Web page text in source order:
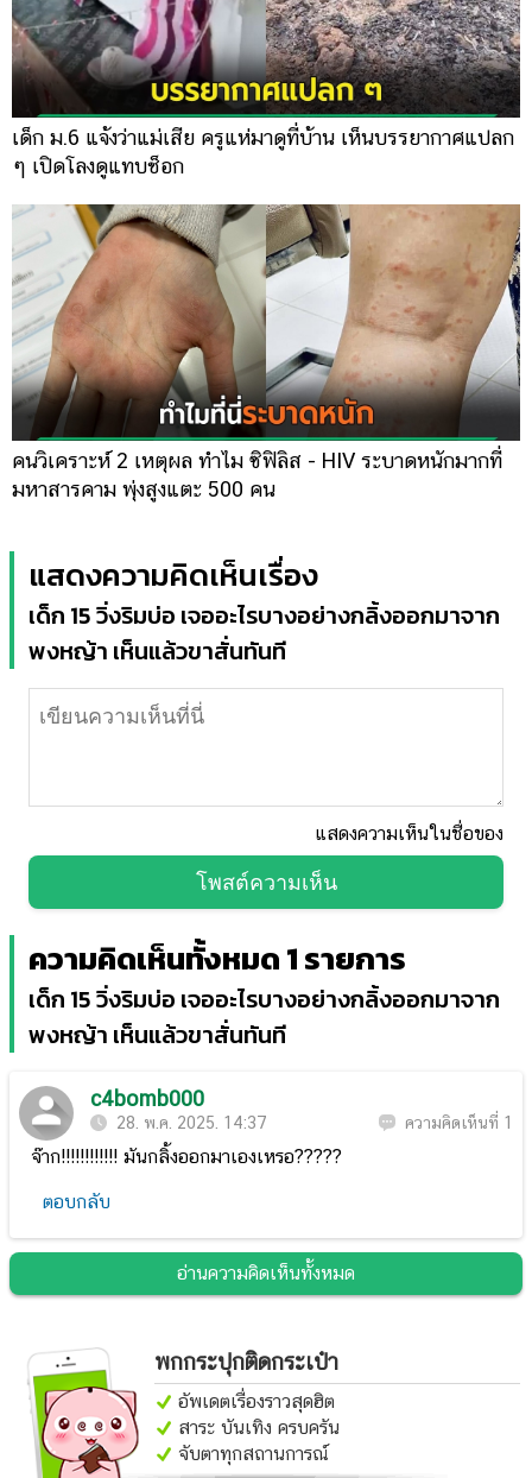
เด็ก ม.6 แจ้งว่าแม่เสีย ครูแห่มาดูที่บ้าน เห็นบรรยากาศแปลก
ๆ เปิดโลงดูแทบช็อก
คนวิเคราะห์ 2 เหตุผล ทำไม ซิฟิลิส - HIV ระบาดหนักมากที่
มหาสารคาม พุ่งสูงแตะ 500 คน
แสดงความคิดเห็นเรื่อง
เด็ก 15 วิ่งริมบ่อ เจออะไรบางอย่างกลิ้งออกมาจาก
พงหญ้า เห็นแล้วขาสั่นทันที
แสดงความเห็นในชื่อของ
โพสต์ความเห็น
ความคิดเห็นทั้งหมด 1 รายการ
เด็ก 15 วิ่งริมบ่อ เจออะไรบางอย่างกลิ้งออกมาจาก
พงหญ้า เห็นแล้วขาสั่นทันที
c4bomb000
28. พ.ค. 2025. 14:37 ความคิดเห็นที่ 1
จ๊าก!!!!!!!!!!!! มันกลิ้งออกมาเองเหรอ?????
ตอบกลับ
อ่านความคิดเห็นทั้งหมด
พกกระปุกติดกระเป๋า
อัพเดตเรื่องราวสุดฮิต
สาระ บันเทิง ครบครัน
จับตาทุกสถานการณ์